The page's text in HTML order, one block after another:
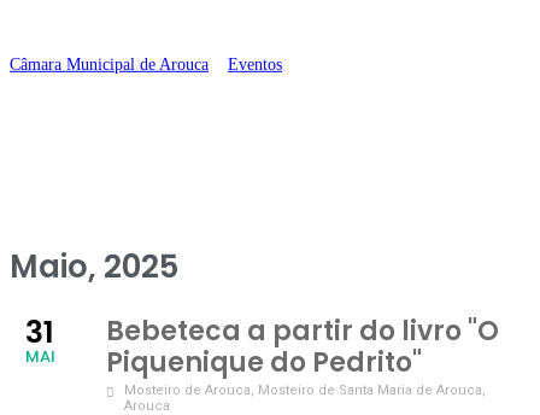
Câmara Municipal de Arouca Eventos
Maio, 2025
31
MAI
Bebeteca a partir do livro "O
Piquenique do Pedrito"
Mosteiro de Arouca, Mosteiro de Santa Maria de Arouca,
Arouca